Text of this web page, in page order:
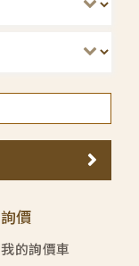
詢價
我的詢價車